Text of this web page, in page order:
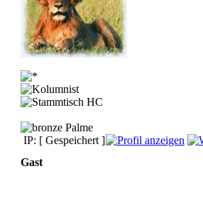
IP: [ Gespeichert ]
Gast